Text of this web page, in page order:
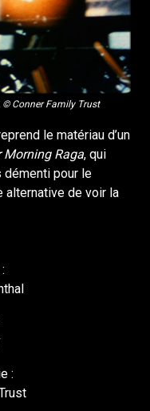
© Conner Family Trust
le matériau d’un
Morning Raga, qui
démenti pour le
alternative de voir la
: